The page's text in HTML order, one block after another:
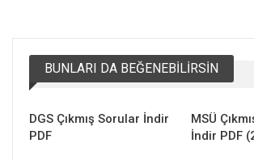
BUNLARI DA BEĞENEBILIRSIN
DGS Çıkmış Sorular İndir
PDF
MSÜ
İndir PDF